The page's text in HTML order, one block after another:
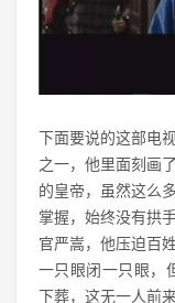
下面要说的这部电
之一，他里面刻画
的皇帝，虽然这么
掌握，始终没有拱
官严嵩，他压迫百
一只眼闭一只眼，
下葬，这无一人前